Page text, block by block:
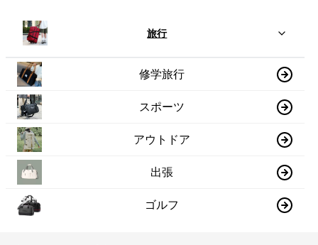
旅行
修学旅行
スポーツ
アウトドア
出張
ゴルフ